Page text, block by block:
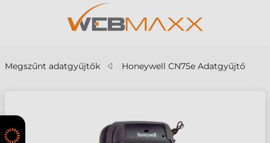
Megszűnt adatgyűjtők Honeywell CN75e Adatgyűjtő